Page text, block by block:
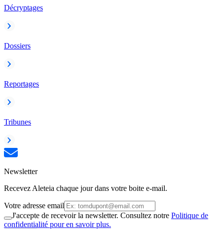
Décryptages
Dossiers
Reportages
Tribunes
Newsletter
Recevez Aleteia chaque jour dans votre boite e-mail.
Votre adresse email
J'accepte de recevoir la newsletter. Consultez notre Politique de
confidentialité pour en savoir plus.